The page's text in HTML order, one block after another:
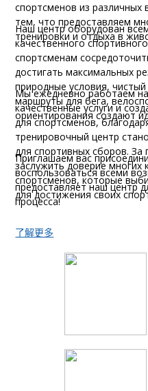
спортсменов из
тем, что предоставляем
тренировки и отдыха в
Наш центр оборудован
качественного
спортсменам
достигать максимальных
природные условия,
маршруты для бега,
ориентирования создают
Мы ежедневно работаем
качественные услуги и
для спортсменов,
тренировочный центр
для спортивных сборов.
заслужить доверие многих
спортсменов, которые
для достижения своих
Приглашаем вас
воспользоваться всеми
предоставляет наш центр
процесса!
了解更多